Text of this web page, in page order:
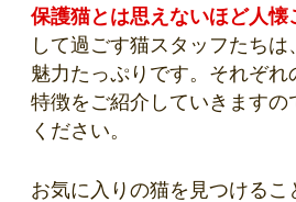
保護猫とは思えないほど人懐
して過ごす猫スタッフたち
魅力たっぷりです。それぞれ
特徴をご紹介していきますの
ください。
お気に入りの猫を見つけるこ